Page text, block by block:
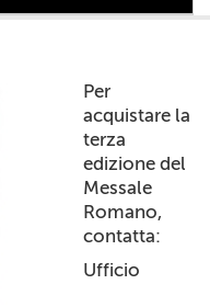
Per
acquistare la
terza
edizione del
Messale
Romano,
contatta:
Ufficio